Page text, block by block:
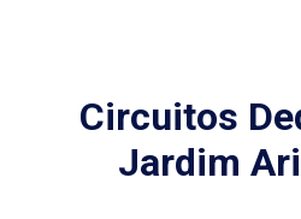
Circuitos
Jardim